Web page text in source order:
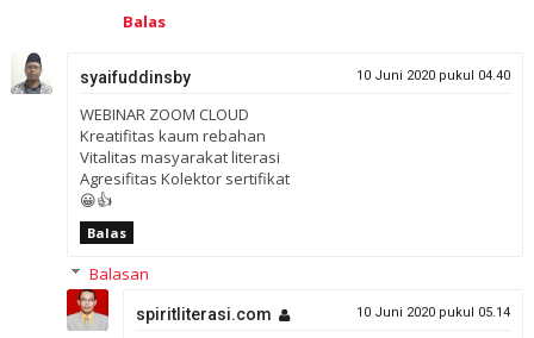
Balas
syaifuddinsby 10 Juni 2020 pukul 04.40
WEBINAR ZOOM CLOUD
Kreatifitas kaum rebahan
Vitalitas masyarakat literasi
Agresifitas Kolektor sertifikat
😀👍
Balas
Balasan
spiritliterasi.com 10 Juni 2020 pukul 05.14